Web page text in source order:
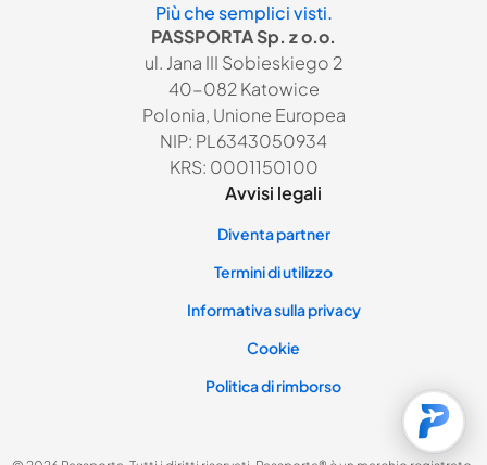
Più che semplici visti.
PASSPORTA Sp. z o.o.
ul. Jana III Sobieskiego 2
40-082 Katowice
Polonia, Unione Europea
NIP: PL6343050934
KRS: 0001150100
Avvisi legali
Diventa partner
Termini di utilizzo
Informativa sulla privacy
Cookie
Politica di rimborso